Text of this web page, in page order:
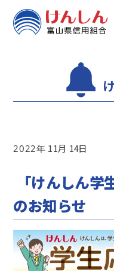
2022 11 14
「けんしん学
のお知らせ